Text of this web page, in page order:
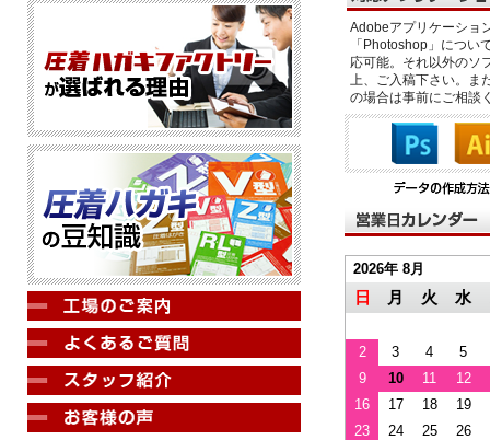
Adobeアプリケーショ
「Photoshop」につい
応可能。それ以外のソ
上、ご入稿下さい。ま
の場合は事前にご相談
2026年 8月
日 月 火 水
2 3 4
5
9
10 11
12
16
17 18
19
23
24 25
26